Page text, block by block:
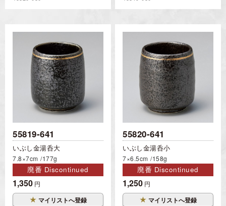
55819-641
いぶし金湯呑大
7.8×7cm 177g
廃番 Discontinued
1,350 円
★ マイリストへ登録
55820-641
いぶし金湯呑小
7×6.5cm 158g
廃番 Discontinued
1,250 円
★ マイリストへ登録